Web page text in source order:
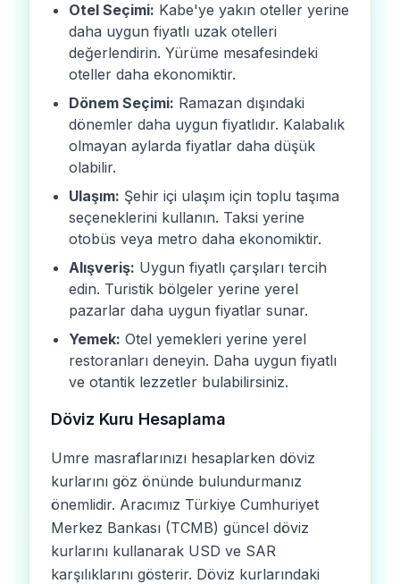
Otel Seçimi: Kabe'ye yakın oteller yerine
daha uygun fiyatlı uzak otelleri
değerlendirin. Yürüme mesafesindeki
oteller daha ekonomiktir.
Dönem Seçimi: Ramazan dışındaki
dönemler daha uygun fiyatlıdır. Kalabalık
olmayan aylarda fiyatlar daha düşük
olabilir.
Ulaşım: Şehir içi ulaşım için toplu taşıma
seçeneklerini kullanın. Taksi yerine
otobüs veya metro daha ekonomiktir.
Alışveriş: Uygun fiyatlı çarşıları tercih
edin. Turistik bölgeler yerine yerel
pazarlar daha uygun fiyatlar sunar.
Yemek: Otel yemekleri yerine yerel
restoranları deneyin. Daha uygun fiyatlı
ve otantik lezzetler bulabilirsiniz.
Döviz Kuru Hesaplama
Umre masraflarınızı hesaplarken döviz
kurlarını göz önünde bulundurmanız
önemlidir. Aracımız Türkiye Cumhuriyet
Merkez Bankası (TCMB) güncel döviz
kurlarını kullanarak USD ve SAR
karşılıklarını gösterir. Döviz kurlarındaki